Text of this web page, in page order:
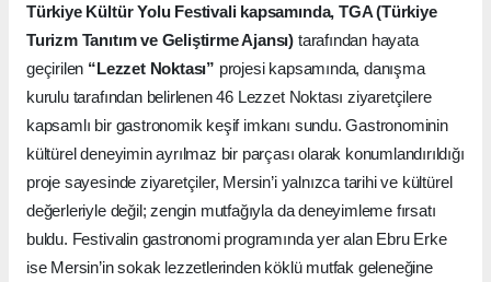
Türkiye Kültür Yolu Festivali kapsamında, TGA (Türkiye
Turizm Tanıtım ve Geliştirme Ajansı) tarafından hayata
geçirilen “Lezzet Noktası” projesi kapsamında, danışma
kurulu tarafından belirlenen 46 Lezzet Noktası ziyaretçilere
kapsamlı bir gastronomik keşif imkanı sundu. Gastronominin
kültürel deneyimin ayrılmaz bir parçası olarak konumlandırıldığı
proje sayesinde ziyaretçiler, Mersin’i yalnızca tarihi ve kültürel
değerleriyle değil; zengin mutfağıyla da deneyimleme fırsatı
buldu. Festivalin gastronomi programında yer alan Ebru Erke
ise Mersin’in sokak lezzetlerinden köklü mutfak geleneğine